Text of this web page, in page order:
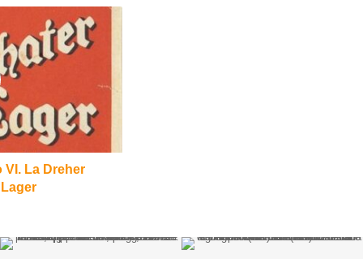
VI. La Dreher